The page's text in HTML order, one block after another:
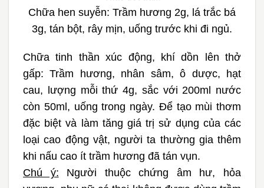
Chữa hen suyễn: Trầm hương 2g, lá trắc bá
3g, tán bột, rây mịn, uống trước khi đi ngủ.
Chữa tinh thần xúc động, khí dồn lên thở
gấp:Trầm hương, nhân sâm, ô dược, hạt
cau, lượng mỗi thứ 4g, sắc với 200ml nước
còn 50ml, uống trong ngày. Để tạo mùi thơm
đặc biệt và làm tăng giá trị sử dụng của các
loại cao động vật, người ta thường gia thêm
khi nấu cao ít trầm hương đã tán vụn.
Chú ý:
Người thuộc chứng âm hư, hỏa